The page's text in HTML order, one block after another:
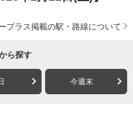
プラス掲載の駅・路線について
ら探す
今週末